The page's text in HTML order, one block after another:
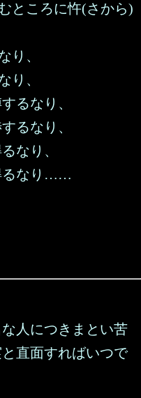
ところに忤(さから)
り、
り、
るなり、
るなり、
なり、
るなり……
人につきまとい苦
直面すればいつで